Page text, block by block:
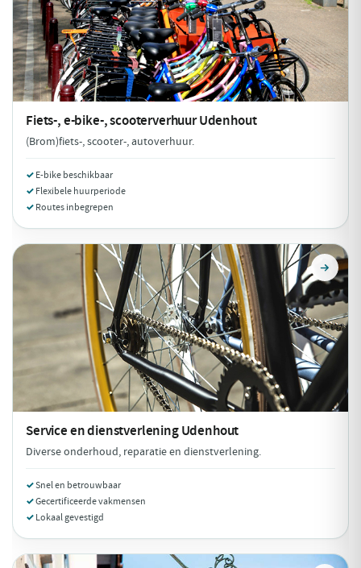
Fiets-, e-bike-, scooterverhuurUdenhout
(Brom)fiets-, scooter-, autoverhuur.
E-bike beschikbaar
Flexibele huurperiode
Routes inbegrepen
Service en dienstverleningUdenhout
Diverse onderhoud, reparatie en dienstverlening.
Snel en betrouwbaar
Gecertificeerde vakmensen
Lokaal gevestigd